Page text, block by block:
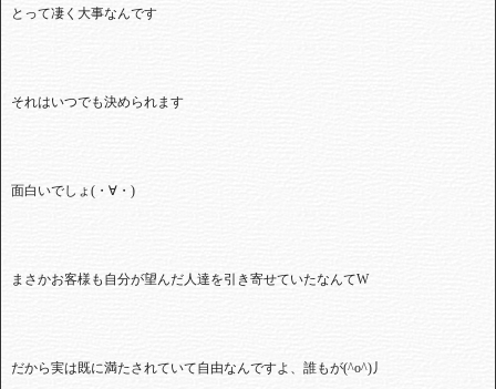
とって凄く大事なんです
それはいつでも決められます
面白いでしょ ( ・∀・ )
まさかお客様も自分が望んだ人達を引き寄せていたなんてW
だから実は既に満たされていて自由なんですよ、誰もが(^o^)丿